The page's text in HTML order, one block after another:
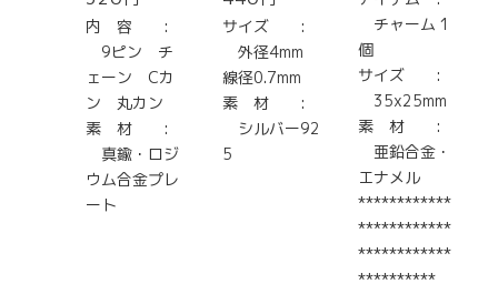
内 容 :
9ピン チ
ェーン Cカ
ン 丸カン
素 材 :
真鍮・ロジ
ウム合金プレ
ート
サイズ :
外径4mm
線径0.7mm
素 材 :
シルバー92
5
チャーム 1
個
サイズ :
35x25mm
素 材 :
亜鉛合金・
エナメル
************
************
************
**********